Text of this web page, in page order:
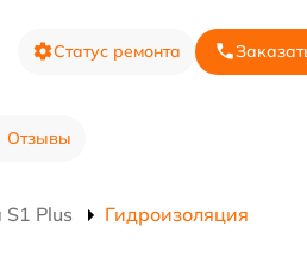
Статус ремонта
Отзывы
Plus Гидроизоляция